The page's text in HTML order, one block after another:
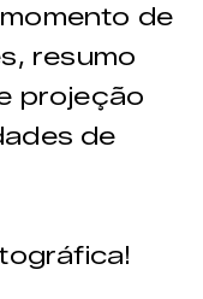
de
resumo
projeção
de